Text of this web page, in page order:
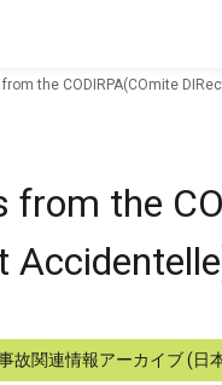
the CODIRPA(COmite
the
故関連情報アーカイブ (日